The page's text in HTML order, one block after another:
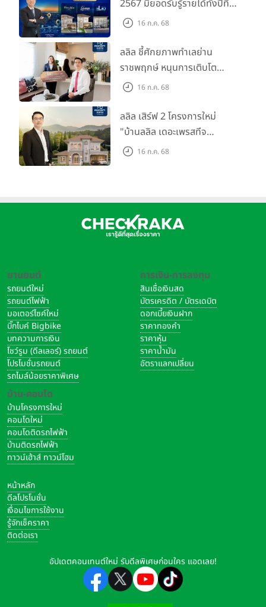
2567 มียอดรับรู้รายได้ทั้งปีที่
3,696.59 ล้านบาท กำไรสุทธิ
ปันผลทั้งปี 2567 รวม 0.34
บาท/หุ้น
16 ก.ค. 68
ลลิล ชี้ศักยภาพทำเลย่าน
ราชพฤกษ์ หนุนการเติบโต
ตลาดที่อยู่อาศัย พร้อมเปิดตัว
ราชพฤกษ์-345" มูลค่า 600
ลบ.
16 ก.ค. 68
ลลิล เสิร์ฟ 2 โครงการใหม่
"บ้านลลิล เดอะเพรสทีจ
ราชบุรี" และ "ไลโอ ราชบุรี"
16 ก.ค. 68
ยานยนต์
รถยนต์ใหม่
รถยนต์ไฟฟ้า
มอเตอร์ไซค์ใหม่
บิ๊กไบค์ Bigbike
บทความการเงิน
โชว์รูม (ดีลเลอร์) รถยนต์
โปรโมชั่นรถยนต์
รถไมล์น้อยราคาพิเศษ
บ้าน-คอนโด
บ้านโครงการใหม่
คอนโดใหม่
คอนโดติดรถไฟฟ้า
บ้านติดรถไฟฟ้า
ทาวน์เฮ้าส์ ทาวน์โฮม
การเงิน-การลงทุน
สินเชื่อเงินสด
บัตรเครดิต / บัตรเดบิต
ดอกเบี้ยเงินฝาก
ราคาทองคำ
ราคาหุ้น
ราคาน้ำมัน
อัตราแลกเปลี่ยน
หน้าหลัก
ดีลโปรโมชั่น
เงื่อนไขการใช้งาน
รู้จักเช็คราคา
ติดต่อเรา
อัปเดตคอนเทนต์ใหม่ รับดีลพิเศษก่อนใคร แอดเลย!